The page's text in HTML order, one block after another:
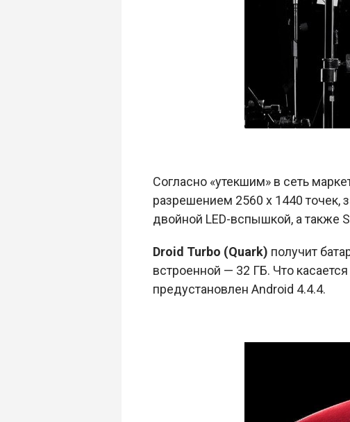
Согласно «утекшим» в сеть
разрешением 2560 х 1440 точек,
двойной LED-вспышкой, а также
Droid Turbo (Quark) получит
встроенной — 32 ГБ. Что
предустановлен Android 4.4.4.